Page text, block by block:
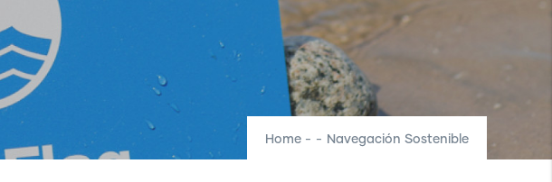
Home - - Navegación Sostenible